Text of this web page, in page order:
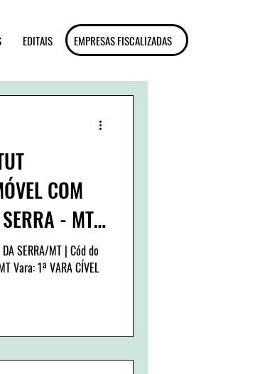
EDITAIS EMPRESAS FISCALIZADAS
COM
- MT |
Vara: 1ª VARA CÍVEL